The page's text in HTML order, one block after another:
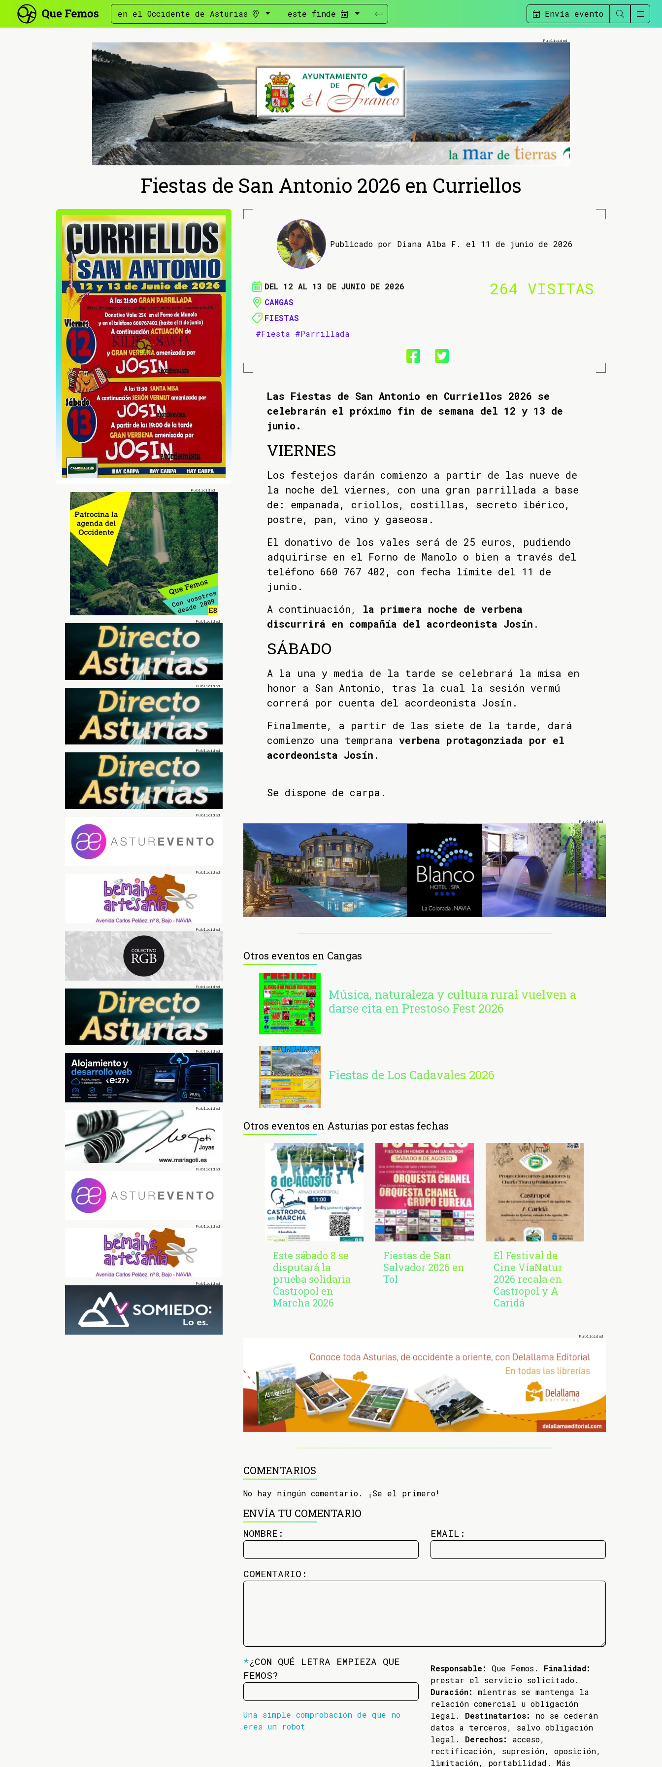
en el Occidente de Asturias este finde Envía evento
Fiestas de San Antonio 2026 en Curriellos
Publicado por Diana Alba F. el 11 de junio de 2026
DEL 12 AL 13 DE JUNIO DE 2026
CANGAS
FIESTAS
#Fiesta #Parrillada
264 VISITAS
Las Fiestas de San Antonio en Curriellos 2026 se
celebrarán el próximo fin de semana del 12 y 13 de
junio.
VIERNES
Los festejos darán comienzo a partir de las nueve de
la noche del viernes, con una gran parrillada a base
de: empanada, criollos, costillas, secreto ibérico,
postre, pan, vino y gaseosa.
El donativo de los vales será de 25 euros, pudiendo
adquirirse en el Forno de Manolo o bien a través del
teléfono 660 767 402, con fecha límite del 11 de
junio.
A continuación, la primera noche de verbena
discurrirá en compañía del acordeonista Josín .
SÁBADO
A la una y media de la tarde se celebrará la misa en
honor a San Antonio, tras la cual la sesión vermú
correrá por cuenta del acordeonista Josín.
Finalmente, a partir de las siete de la tarde, dará
comienzo una temprana verbena protagonziada por el
acordeonista Josín .
Se dispone de carpa.
Otros eventos en Cangas
Música, naturaleza y cultura rural vuelven a
darse cita en Prestoso Fest 2026
Fiestas de Los Cadavales 2026
Otros eventos en Asturias por estas fechas
Este sábado 8 se
disputará la
prueba solidaria
Castropol en
Marcha 2026
Fiestas de San
Salvador 2026 en
Tol
El Festival de
Cine VíaNatur
2026 recala en
Castropol y A
Caridá
COMENTARIOS
No hay ningún comentario. ¡Se el primero!
ENVÍA TU COMENTARIO
NOMBRE: EMAIL:
COMENTARIO:
*¿CON QUÉ LETRA EMPIEZA QUE
FEMOS?
Una simple comprobación de que no
eres un robot
Responsable: Que Femos. Finalidad:
prestar el servicio solicitado.
Duración:
mientras se mantenga la
relación comercial u obligación
legal. Destinatarios:
no se cederán
datos a terceros, salvo obligación
legal. Derechos:
acceso,
rectificación, supresión, oposición,
limitación, portabilidad. Más